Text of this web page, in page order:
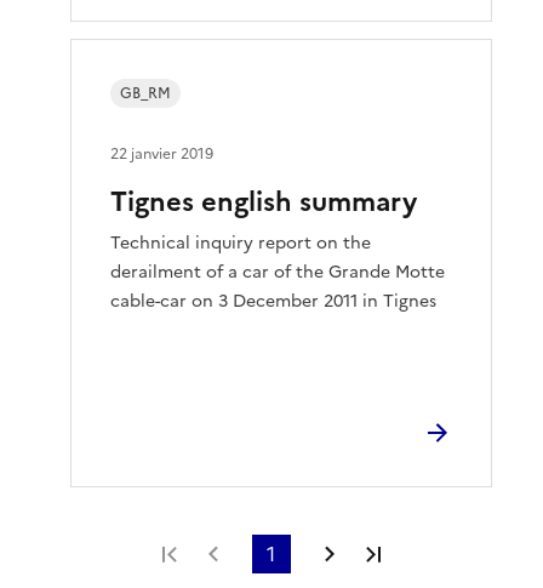
Tignes english summary
Technical inquiry report on the
derailment of a car of the Grande Motte
cable-car on 3 December 2011 in Tignes
GB_RM
22 janvier 2019
Première page
Page précédente
1 Page suivante